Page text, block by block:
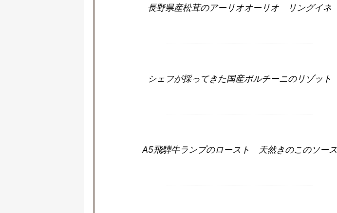
長野県産松茸のアーリオオーリオ リングイネ
シェフが採ってきた国産ポルチーニのリゾット
A5飛騨牛ランプのロースト 天然きのこのソース